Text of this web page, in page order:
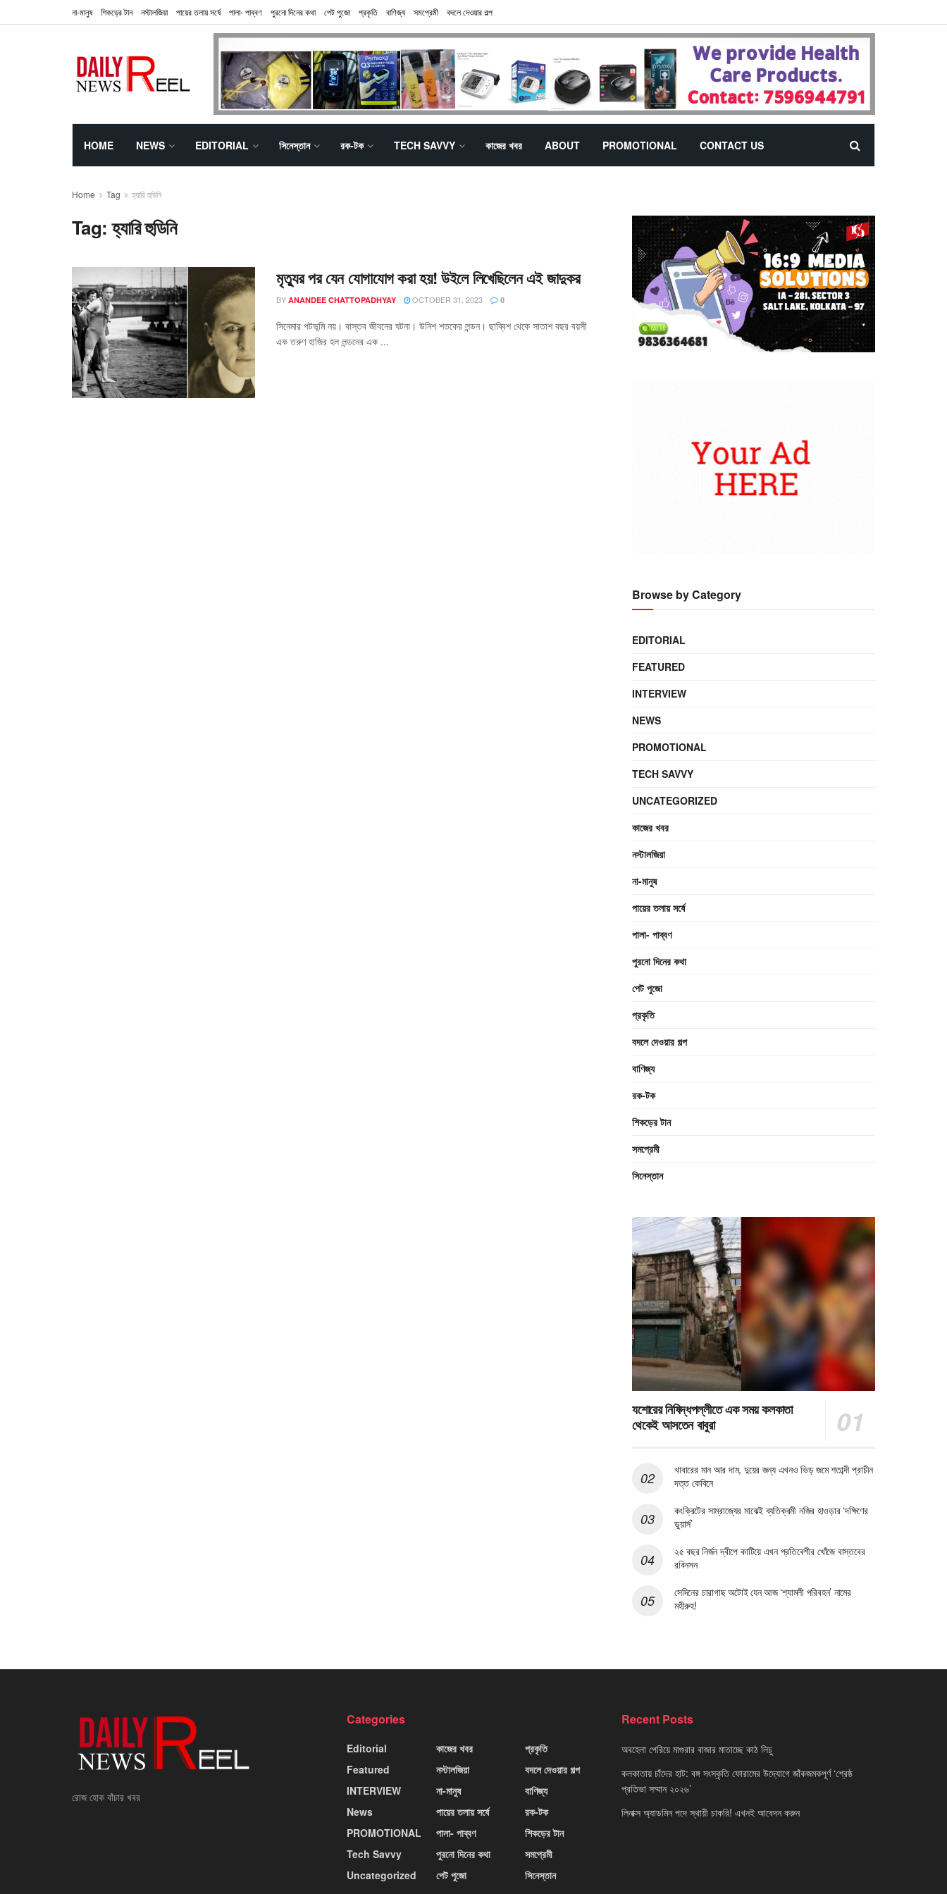
না-মানুষ শিকড়ের টান নস্টালজিয়া পায়ের তলায় সর্ষে পালা- পাব্বণ পুরনো দিনের কথা পেট পুজো প্রকৃতি বাণিজ্য সমপ্রেমী বদলে দেওয়ার গল্প
HOME NEWS EDITORIAL সিনেস্তান রক-টক TECH SAVVY কাজের খবর ABOUT PROMOTIONAL CONTACT US
Home Tag হ্যারি হুডিনি
Tag:হ্যারি হুডিনি
মৃত্যুর পর যেন যোগাযোগ করা হয়! উইলে লিখেছিলেন এই জাদুকর
BY ANANDEE CHATTOPADHYAY OCTOBER 31, 2023 0
সিনেমার পটভূমি নয়। বাস্তব জীবনের ঘটনা। উনিশ শতকের লন্ডন। ছাব্বিশ থেকে সাতাশ বছর বয়সী
এক তরুণ হাজির হল লন্ডনের এক ...
Browse by Category
EDITORIAL
FEATURED
INTERVIEW
NEWS
PROMOTIONAL
TECH SAVVY
UNCATEGORIZED
কাজের খবর
নস্টালজিয়া
না-মানুষ
পায়ের তলায় সর্ষে
পালা- পাব্বণ
পুরনো দিনের কথা
পেট পুজো
প্রকৃতি
বদলে দেওয়ার গল্প
বাণিজ্য
রক-টক
শিকড়ের টান
সমপ্রেমী
সিনেস্তান
যশোরের নিষিদ্ধপল্লীতে এক সময় কলকাতা
থেকেই আসতেন বাবুরা
খাবারের মান আর দাম, দুয়ের জন্য এখনও ভিড় জমে শতাব্দী প্রাচীন
দত্ত কেবিনে
কংক্রিটের সাম্রাজ্যের মাঝেই ব্যতিক্রমী নজির হাওড়ার ‘দক্ষিণের
ডুয়ার্স’
২৫ বছর নির্জন দ্বীপে কাটিয়ে এখন প্রতিবেশীর খোঁজে বাস্তবের
রবিনসন
সেদিনের চারাগাছ অটোই যেন আজ ‘শ্যামলী পরিবহন’ নামের
মহীরুহ!
রোজ হোক বাঁচার খবর
Categories
Editorial
Featured
INTERVIEW
News
PROMOTIONAL
Tech Savvy
Uncategorized
কাজের খবর
নস্টালজিয়া
না-মানুষ
পায়ের তলায় সর্ষে
পালা- পাব্বণ
পুরনো দিনের কথা
পেট পুজো
প্রকৃতি
বদলে দেওয়ার গল্প
বাণিজ্য
রক-টক
শিকড়ের টান
সমপ্রেমী
সিনেস্তান
Recent Posts
অবহেলা পেরিয়ে মাগুরার বাজার মাতাচ্ছে কাঠ লিচু
কলকাতায় চাঁদের হাট: বঙ্গ সংস্কৃতি ফোরামের উদ্যোগে জাঁকজমকপূর্ণ ‘শ্রেষ্ঠ
প্রতিভা সম্মান ২০২৬’
লিনাক্স অ্যাডমিন পদে স্থায়ী চাকরি! এখনই আবেদন করুন